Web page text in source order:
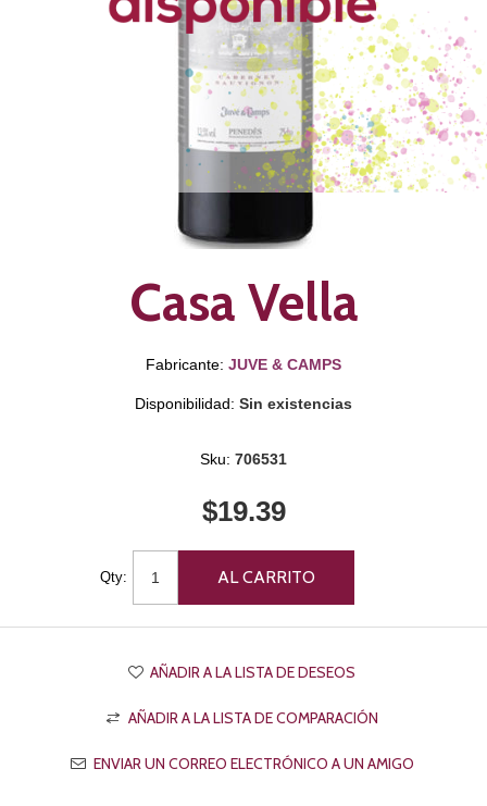
Casa Vella
Fabricante: JUVE & CAMPS
Disponibilidad: Sin existencias
Sku: 706531
$19.39
Qty: